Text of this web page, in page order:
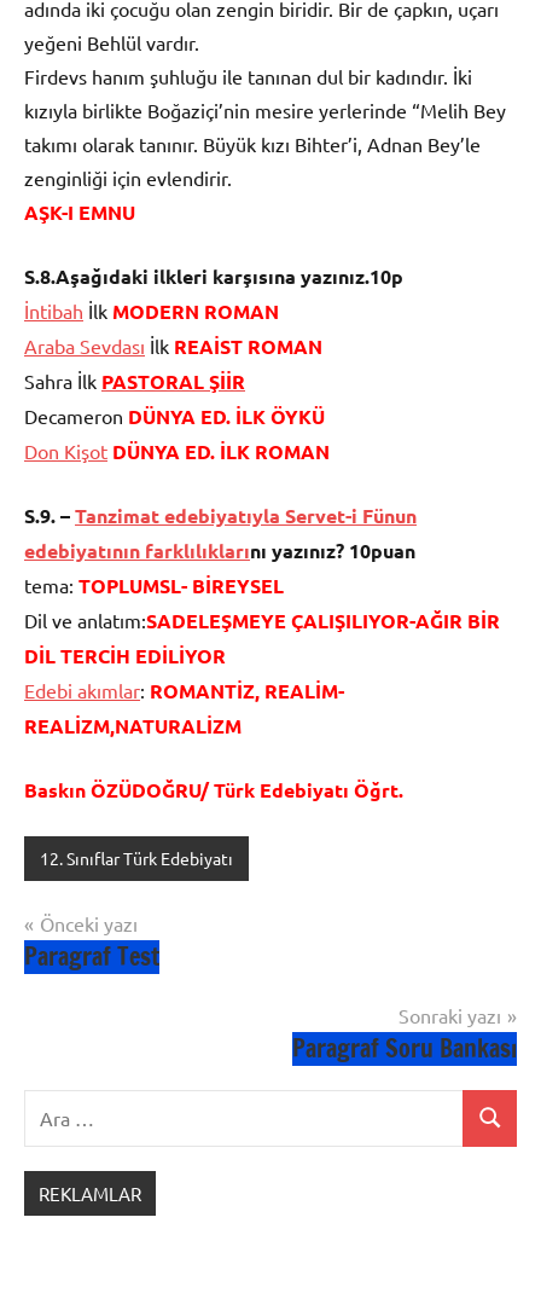
adında iki çocuğu olan zengin biridir. Bir de çapkın, uçarı
yeğeni Behlül vardır.
Firdevs hanım şuhluğu ile tanınan dul bir kadındır. İki
kızıyla birlikte Boğaziçi’nin mesire yerlerinde “Melih Bey
takımı olarak tanınır. Büyük kızı Bihter’i, Adnan Bey’le
zenginliği için evlendirir.
AŞK-I EMNU
S.8.Aşağıdaki ilkleri karşısına yazınız.10p
İntibah İlk MODERN ROMAN
Araba Sevdası İlk REAİST ROMAN
Sahra İlk PASTORAL ŞİİR
Decameron DÜNYA ED. İLK ÖYKÜ
Don Kişot DÜNYA ED. İLK ROMAN
S.9. –Tanzimat edebiyatıyla Servet-i Fünun
edebiyatının farklılıklarını yazınız? 10puan
tema: TOPLUMSL- BİREYSEL
Dil ve anlatım:SADELEŞMEYE ÇALIŞILIYOR-AĞIR BİR
DİL TERCİH EDİLİYOR
Edebi akımlar: ROMANTİZ, REALİM-
REALİZM,NATURALİZM
Baskın ÖZÜDOĞRU/ Türk Edebiyatı Öğrt.
12. Sınıflar Türk Edebiyatı
Yazı
gezinmesi
Önceki yazı
Paragraf Test
Sonraki yazı
Paragraf Soru Bankası
Ara
REKLAMLAR